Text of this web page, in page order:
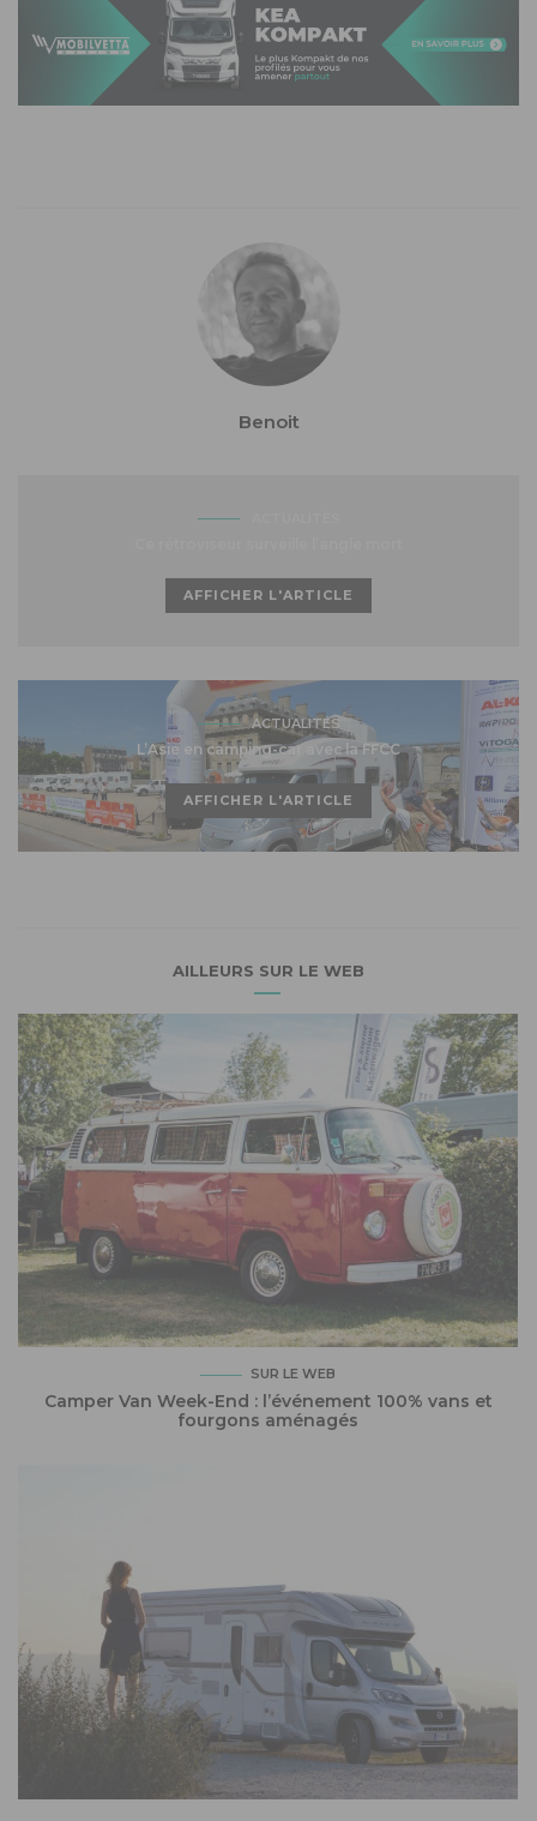
Benoit
AFFICHER L'ARTICLE
ACTUALITÉS
L’Asie en camping-car avec la FFCC
AFFICHER L'ARTICLE
AILLEURS SUR LE WEB
SUR LE WEB
Camper Van Week-End : l’événement 100% vans et
fourgons aménagés